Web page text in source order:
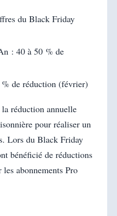
du Black Friday
: 40 à 50 % de
de réduction (février)
réduction annuelle
pour réaliser un
Lors du Black Friday
bénéficié de réductions
abonnements Pro